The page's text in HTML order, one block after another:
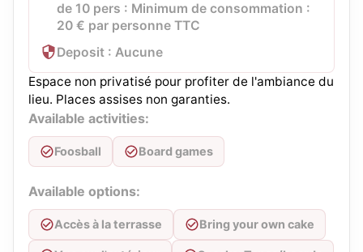
de 10 pers : Minimum de consommation :
20 € par personne TTC
Deposit : Aucune
Espace non privatisé pour profiter de l'ambiance du
lieu. Places assises non garanties.
Available activities:
Foosball Board games
Available options:
Accès à la terrasse Bring your own cake